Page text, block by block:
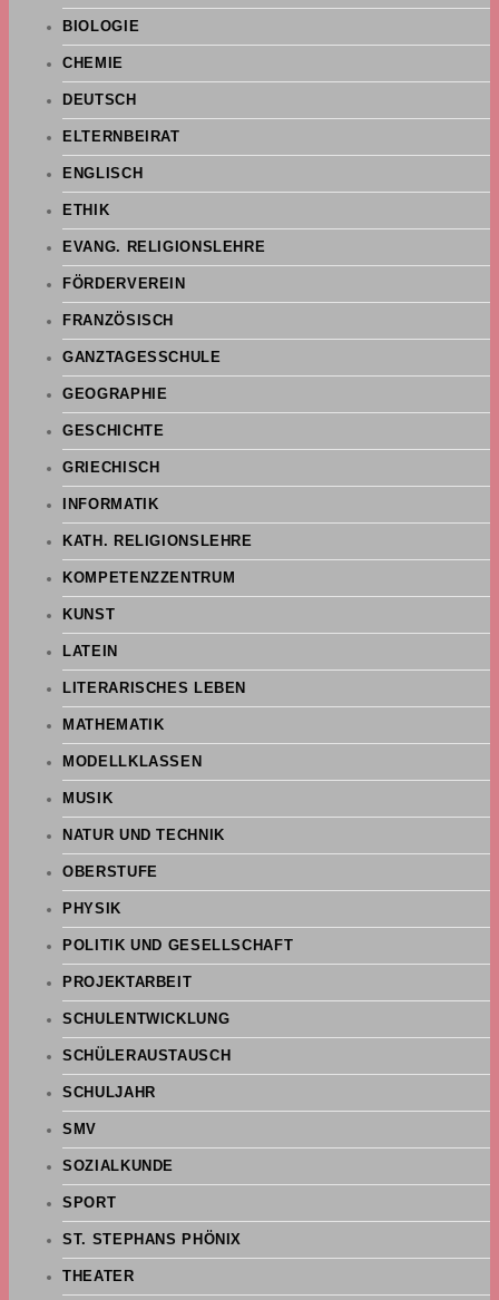
BIOLOGIE
CHEMIE
DEUTSCH
ELTERNBEIRAT
ENGLISCH
ETHIK
EVANG. RELIGIONSLEHRE
FÖRDERVEREIN
FRANZÖSISCH
GANZTAGESSCHULE
GEOGRAPHIE
GESCHICHTE
GRIECHISCH
INFORMATIK
KATH. RELIGIONSLEHRE
KOMPETENZZENTRUM
KUNST
LATEIN
LITERARISCHES LEBEN
MATHEMATIK
MODELLKLASSEN
MUSIK
NATUR UND TECHNIK
OBERSTUFE
PHYSIK
POLITIK UND GESELLSCHAFT
PROJEKTARBEIT
SCHULENTWICKLUNG
SCHÜLERAUSTAUSCH
SCHULJAHR
SMV
SOZIALKUNDE
SPORT
ST. STEPHANS PHÖNIX
THEATER